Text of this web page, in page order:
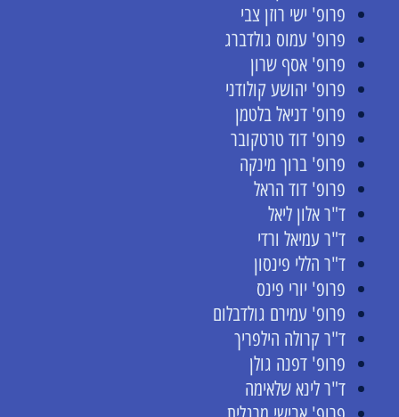
פרופ' ישי רוזן צבי
פרופ' עמוס גולדברג
פרופ' אסף שרון
פרופ' יהושע קולודני
פרופ' דניאל בלטמן
פרופ' דוד טרטקובר
פרופ' ברוך מינקה
פרופ' דוד הראל
ד"ר אלון ליאל
ד"ר עמיאל ורדי
ד"ר הללי פינסון
פרופ' יורי פינס
פרופ' עמירם גולדבלום
ד"ר קרולה הילפריך
פרופ' דפנה גולן
ד"ר לינא שלאימה